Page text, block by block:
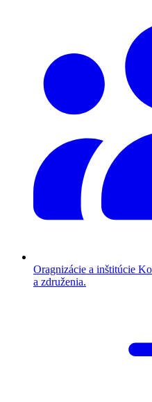
Oragnizácie a inštitúcie
a združenia.